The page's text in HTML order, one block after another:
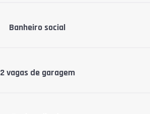
Banheiro social
2 vagas de garagem